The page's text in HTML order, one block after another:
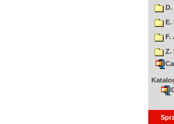
D.
E.
F.
Z.